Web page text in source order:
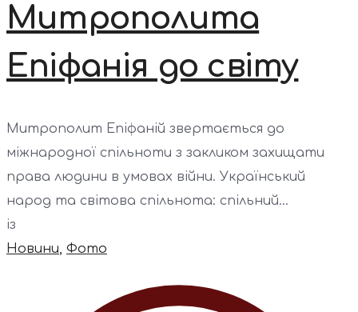
Митрополита
Епіфанія до світу
Митрополит Епіфаній звертається до
міжнародної спільноти з закликом захищати
права людини в умовах війни. Український
народ та світова спільнота: спільний...
із
Новини, Фото